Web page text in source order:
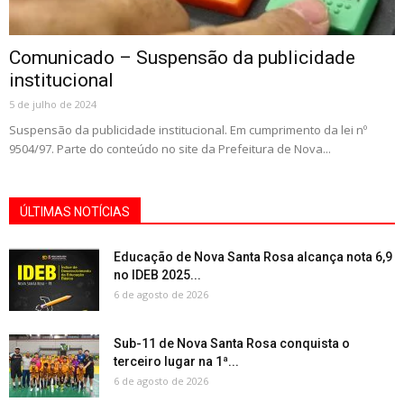
Comunicado – Suspensão da publicidade
institucional
5 de julho de 2024
Suspensão da publicidade institucional. Em cumprimento da lei nº
9504/97. Parte do conteúdo no site da Prefeitura de Nova...
ÚLTIMAS NOTÍCIAS
Educação de Nova Santa Rosa alcança nota 6,9
no IDEB 2025...
6 de agosto de 2026
Sub-11 de Nova Santa Rosa conquista o
terceiro lugar na 1ª...
6 de agosto de 2026